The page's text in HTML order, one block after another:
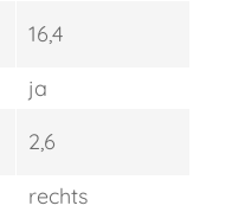
16,4
ja
2,6
rechts